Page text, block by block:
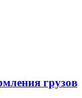
грузов